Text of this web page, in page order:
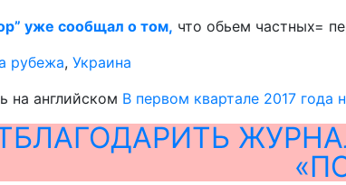
уже сообщал о том, что обьем частных=
рубежа, Украина
на английском В первом квартале 2017 года